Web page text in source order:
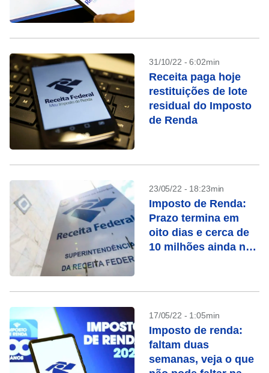
31/10/22 - 6:02min
Receita paga hoje
restituições de lote
residual do Imposto
de Renda
23/05/22 - 18:23min
Imposto de Renda:
Prazo termina em
oito dias e cerca de
10 milhões ainda não
17/05/22 - 1:05min
Imposto de renda:
faltam duas
semanas, veja o que